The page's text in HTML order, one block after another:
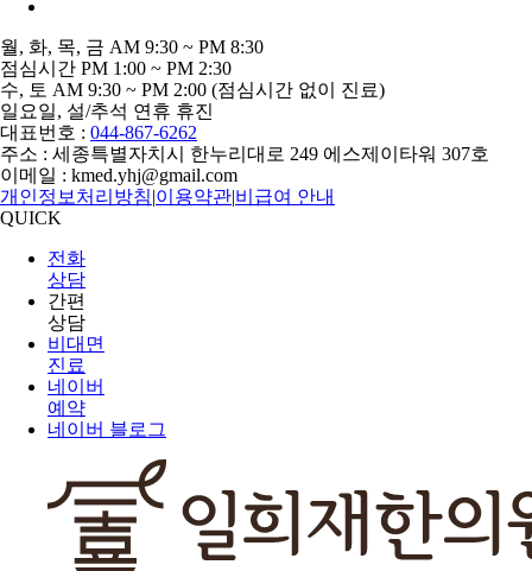
월, 화, 목, 금 AM 9:30 ~ PM 8:30
점심시간 PM 1:00 ~ PM 2:30
수, 토 AM 9:30 ~ PM 2:00 (점심시간 없이 진료)
일요일, 설/추석 연휴 휴진
대표번호 : 044-867-6262
주소 : 세종특별자치시 한누리대로 249 에스제이타워 307호
이메일 : kmed.yhj@gmail.com
개인정보처리방침|이용약관|비급여 안내
QUICK
전화
상담
간편
상담
비대면
진료
네이버
예약
네이버 블로그